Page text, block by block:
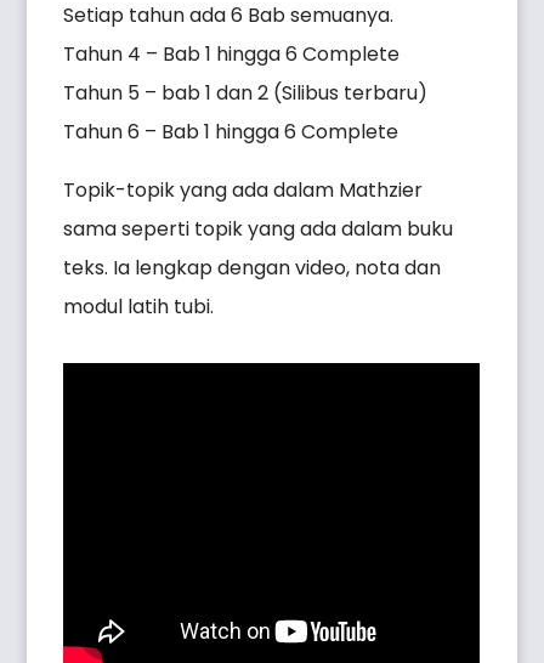
Setiap tahun ada 6 Bab semuanya.
Tahun 4 – Bab 1 hingga 6 Complete
Tahun 5 – bab 1 dan 2 (Silibus terbaru)
Tahun 6 – Bab 1 hingga 6 Complete
Topik-topik yang ada dalam Mathzier
sama seperti topik yang ada dalam buku
teks. Ia lengkap dengan video, nota dan
modul latih tubi.